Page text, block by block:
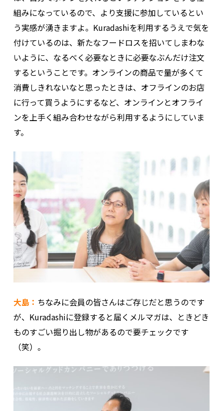
組みになっているので、より支援に参加しているとい
う実感が湧きますよ。Kuradashiを利用するうえで気を
付けているのは、新たなフードロスを招いてしまわな
いように、なるべく必要なときに必要なぶんだけ注文
するということです。オンラインの商品で量が多くて
消費しきれないなと思ったときは、オフラインのお店
に行って買うようにするなど、オンラインとオフライ
ンを上手く組み合わせながら利用するようにしていま
す。
大島： ちなみに会員の皆さんはご存じだと思うのです
が、Kuradashiに登録すると届くメルマガは、ときどき
ものすごい掘り出し物があるので要チェックです
（笑）。